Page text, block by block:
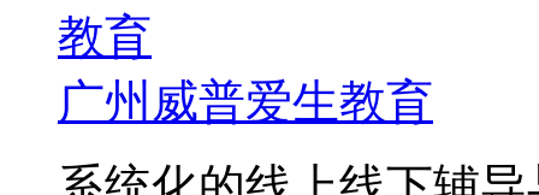
广州威普爱生教育